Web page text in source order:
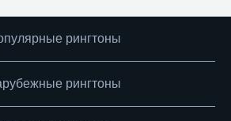
рингтоны
рингтоны